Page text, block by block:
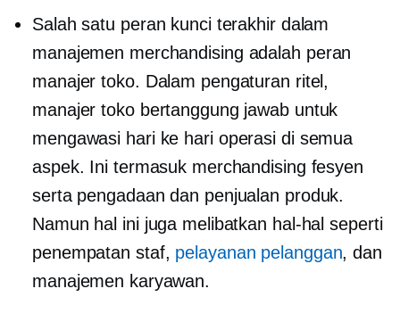
Salah satu peran kunci terakhir dalam
manajemen merchandising adalah peran
manajer toko. Dalam pengaturan ritel,
manajer toko bertanggung jawab untuk
mengawasi hari ke harioperasi di semua
aspek. Ini termasuk merchandising fesyen
serta pengadaan dan penjualan produk.
Namun hal ini juga melibatkan hal-hal seperti
penempatan staf, pelayanan pelanggan, dan
manajemen karyawan.